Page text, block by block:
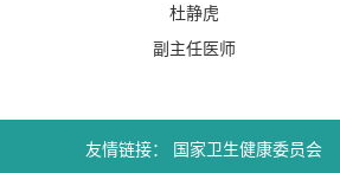
杜静虎
副主任医师
友情链接： 国家卫生健康委员会